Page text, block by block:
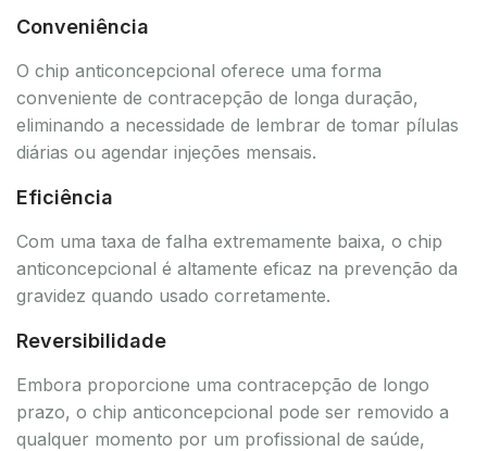
Conveniência
O chip anticoncepcional oferece uma forma
conveniente de contracepção de longa duração,
eliminando a necessidade de lembrar de tomar pílulas
diárias ou agendar injeções mensais.
Eficiência
Com uma taxa de falha extremamente baixa, o chip
anticoncepcional é altamente eficaz na prevenção da
gravidez quando usado corretamente.
Reversibilidade
Embora proporcione uma contracepção de longo
prazo, o chip anticoncepcional pode ser removido a
qualquer momento por um profissional de saúde,